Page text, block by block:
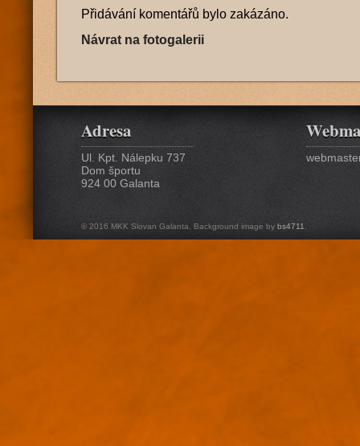
Přidávání komentářů bylo zakázáno.
Návrat na fotogalerii
Adresa
Ul. Kpt. Nálepku 737
Dom športu
924 00 Galanta
© 2016 MKK Slovan Galanta. Background image by bs4711